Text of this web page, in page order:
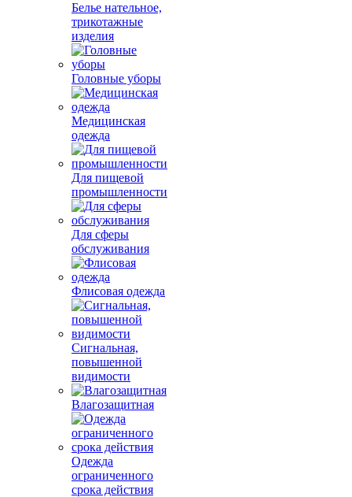
Белье нательное,
трикотажные
изделия
Головные уборы
Медицинская
одежда
Для пищевой
промышленности
Для сферы
обслуживания
Флисовая одежда
Сигнальная,
повышенной
видимости
Влагозащитная
Одежда
ограниченного
срока действия